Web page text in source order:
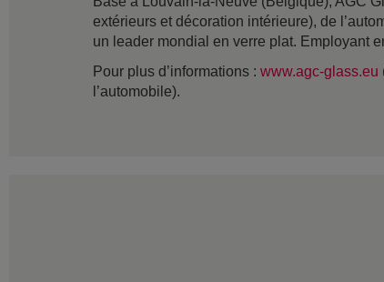
extérieurs et décoration intérieure), de
un leader mondial en verre plat. Employant
Pour plus d’informations : www.agc-glass.eu
l’automobile).